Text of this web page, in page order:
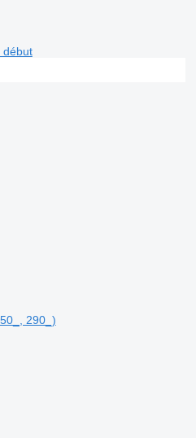
début
290_)